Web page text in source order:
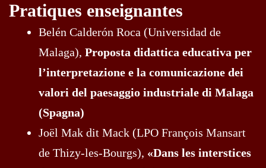
Pratiques enseignantes
Belén Calderón Roca (Universidad de
Malaga), Proposta didattica educativa per
l’interpretazione e la comunicazione dei
valori del paesaggio industriale di Malaga
(Spagna)
Joël Mak dit Mack (LPO François Mansart
de Thizy-les-Bourgs), «Dans les interstices